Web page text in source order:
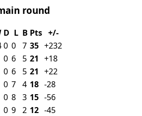
round
D L B Pts +/-
0 0 7 35 +232
0 6 5 21 +18
0 6 5 21 +22
0 7 4 18 -28
0 8 3 15 -56
0 9 2 12 -45